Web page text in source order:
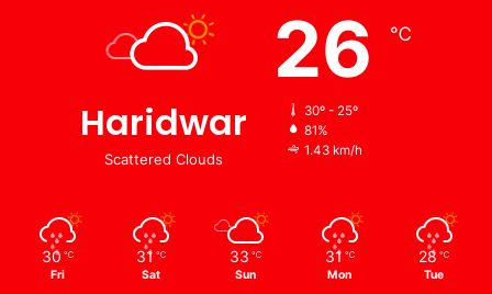
Haridwar
Scattered Clouds
26 ℃
30º - 25º
81%
1.43 km/h
30 ℃
Fri
31 ℃
Sat
33 ℃
Sun
31 ℃
Mon
28 ℃
Tue